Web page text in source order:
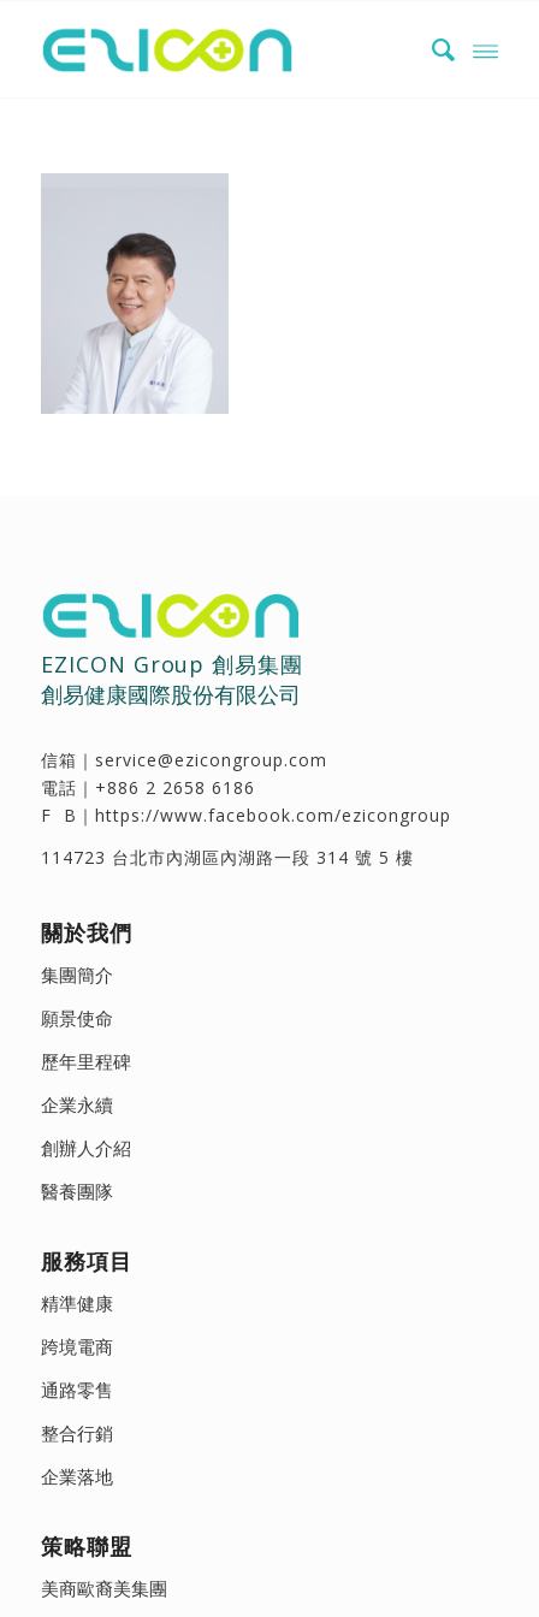
EZICON Group 創易集團
創易健康國際股份有限公司
信箱｜ service@ezicongroup.com
電話｜ +886 2 2658 6186
F B｜ https://www.facebook.com/ezicongroup
114723 台北市內湖區內湖路一段 314 號 5 樓
關於我們
集團簡介
願景使命
歷年里程碑
企業永續
創辦人介紹
醫養團隊
服務項目
精準健康
跨境電商
通路零售
整合行銷
企業落地
策略聯盟
美商歐裔美集團